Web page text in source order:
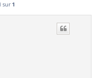
sur 1